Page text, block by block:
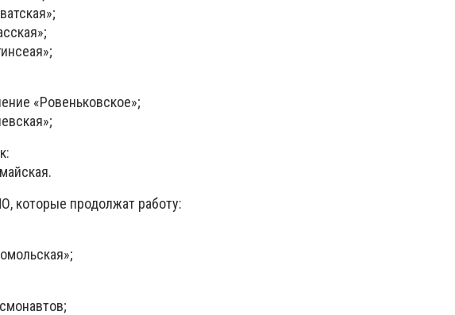
«Ровеньковское»;
которые продолжат работу: